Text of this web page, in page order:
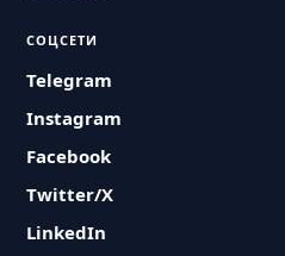
СОЦСЕТИ
Telegram
Instagram
Facebook
Twitter/X
LinkedIn